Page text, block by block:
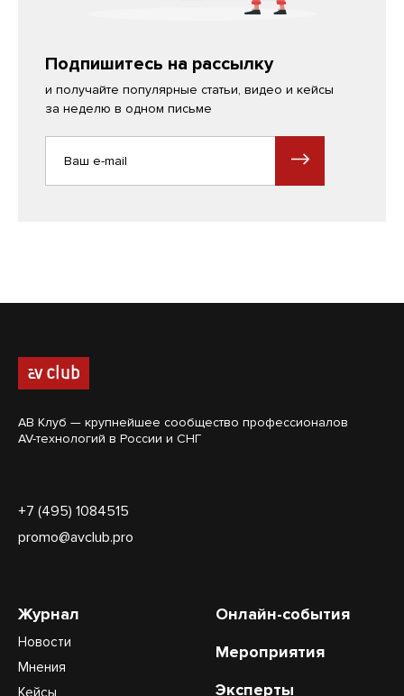
Подпишитесь на рассылку
и получайте популярные статьи, видео и кейсы
за неделю в одном письме
АВ Клуб — крупнейшее сообщество профессионалов
AV-технологий в России и СНГ
+7 (495) 1084515
promo@avclub.pro
Журнал
Новости
Мнения
Кейсы
Онлайн-события
Мероприятия
Эксперты